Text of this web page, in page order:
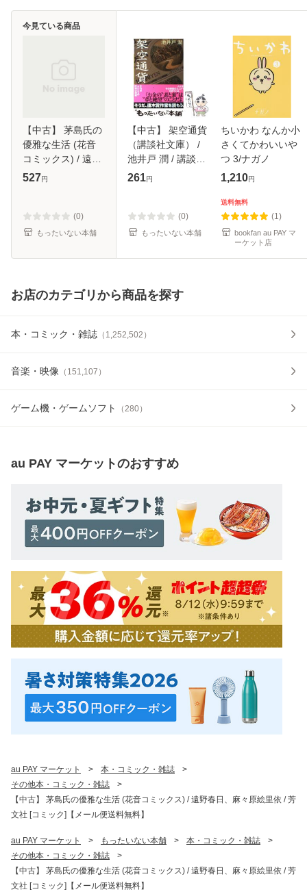
【中古】 茅島氏の
優雅な生活 (花音
コミックス) / 遠野
春日、麻々原絵里
無料】
527円
(0)
もったいない本舗
今見ている商品
【中古】 架空通貨
（講談社文庫） /
池井戸 潤 / 講談社
[文庫]【メール便送
261円
(0)
もったいない本舗
ちいかわ なんか小
さくてかわいいや
つ 3/ナガノ
1,210円
送料無料
(1)
bookfan au PAY マ
ーケット店
お店のカテゴリから商品を探す
本・コミック・雑誌 （ 1,252,502 ）
音楽・映像 （ 151,107 ）
ゲーム機・ゲームソフト （280）
au PAY マーケットのおすすめ
au PAY マーケット > 本・コミック・雑誌
>
その他本・コミック・雑誌
>
【中古】 茅島氏の優雅な生活 (花音コミックス) / 遠野春日、麻々原絵里依 / 芳
文社 [コミック]【メール便送料無料】
au PAY マーケット > もったいない本舗 > 本・コミック・雑誌
>
その他本・コミック・雑誌
>
【中古】 茅島氏の優雅な生活 (花音コミックス) / 遠野春日、麻々原絵里依 / 芳
文社 [コミック]【メール便送料無料】